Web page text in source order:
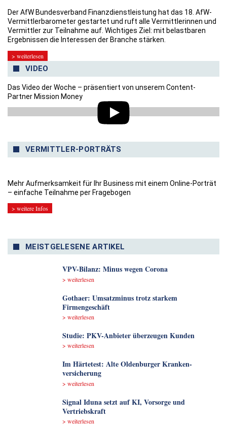
Der AfW Bundesverband Finanzdienstleistung hat das 18. AfW-
Vermittlerbarometer gestartet und ruft alle Vermittlerinnen und
Vermittler zur Teilnahme auf. Wichtiges Ziel: mit belastbaren
Ergebnissen die Interessen der Branche stärken.
> weiterlesen
VIDEO
Das Video der Woche – präsentiert von unserem Content-
Partner Mission Money
VERMITTLER-PORTRÄTS
Mehr Aufmerksamkeit für Ihr Business mit einem Online-Porträt
– einfache Teilnahme per Fragebogen
> weitere Infos
MEISTGELESENE ARTIKEL
VPV-Bilanz: Minus wegen Corona
> weiterlesen
Gothaer: Umsatzminus trotz starkem
Firmengeschäft
> weiterlesen
Studie: PKV-Anbieter überzeugen Kunden
> weiterlesen
Im Härtetest: Alte Oldenburger Kranken­
versicherung
> weiterlesen
Signal Iduna setzt auf KI, Vorsorge und
Vertriebskraft
> weiterlesen